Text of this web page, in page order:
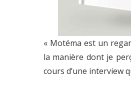
« Motéma est un
la manière dont je
cours d’une interview